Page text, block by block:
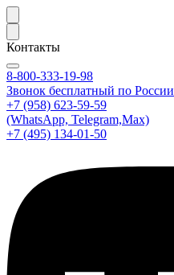
Контакты
8-800-333-19-98
Звонок бесплатный по России
+7 (958) 623-59-59
(WhatsApp, Telegram,Max)
+7 (495) 134-01-50